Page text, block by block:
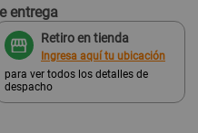
Pago mensual s/ 547
entrega
Retiro en tienda
Ingresa aquí tu ubicación
para ver todos los detalles de
despacho